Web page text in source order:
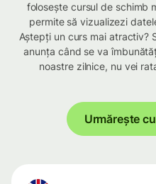
folosește cursul de schimb
permite să vizualizezi
Aștepți un curs mai atractiv?
anunța când se va
noastre zilnice, nu vei
Urmărește